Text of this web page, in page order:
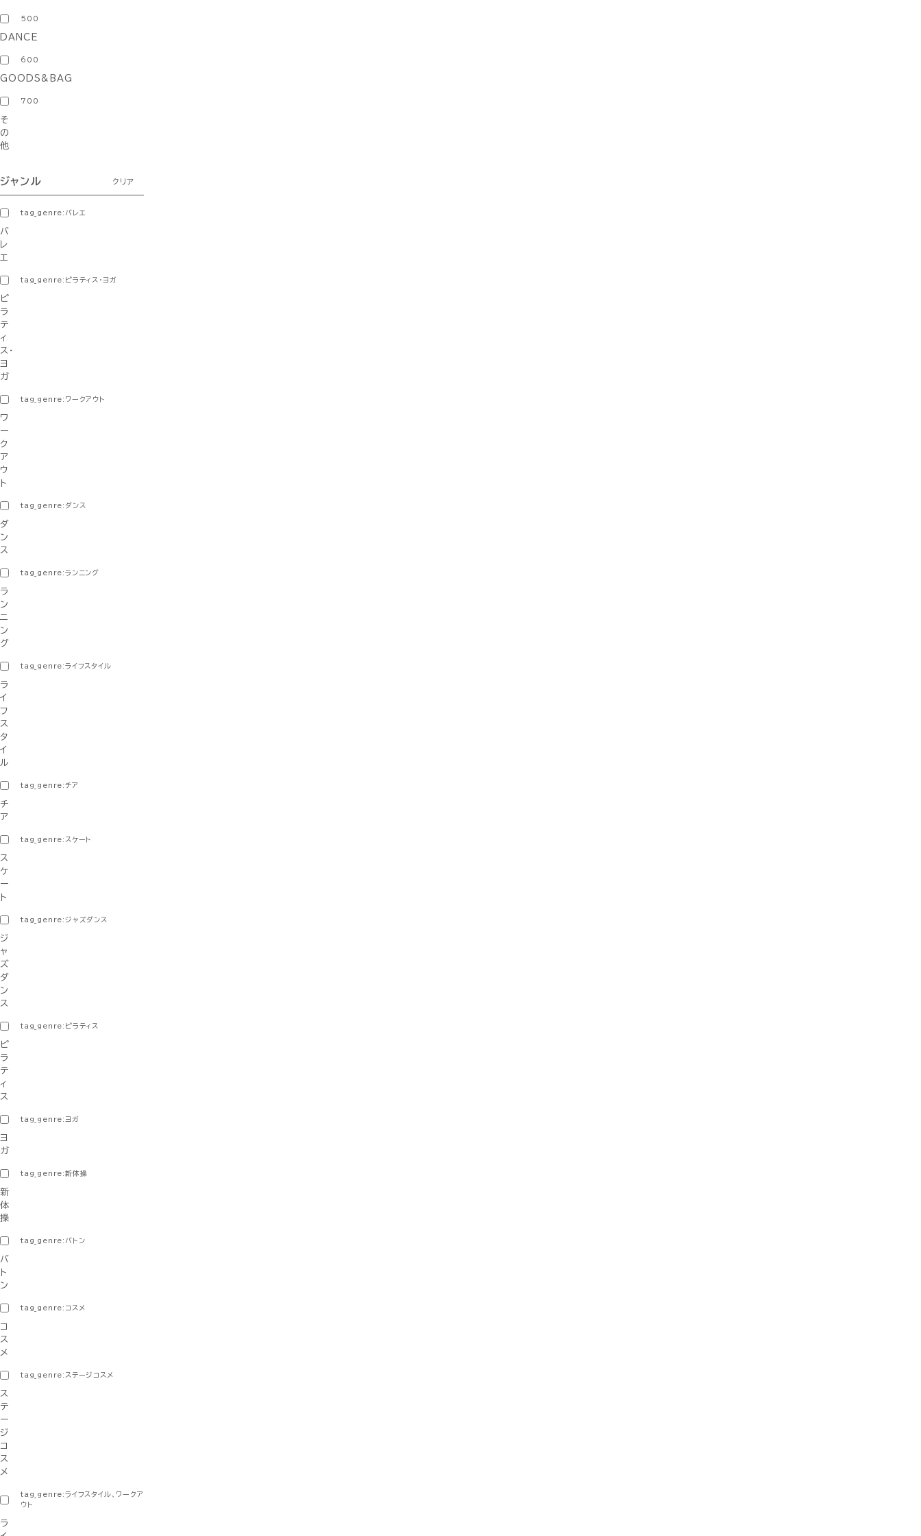
500
DANCE
600
GOODS&BAG
700
そ
の
他
ジャンル クリア
tag_genre:バレエ
バ
レ
エ
tag_genre:ピラティス・ヨガ
ピ
ラ
テ
ィ
ス・
ヨ
ガ
tag_genre:ワークアウト
ワ
ー
ク
ア
ウ
ト
tag_genre:ダンス
ダ
ン
ス
tag_genre:ランニング
ラ
ン
ニ
ン
グ
tag_genre:ライフスタイル
ラ
イ
フ
ス
タ
イ
ル
tag_genre:チア
チ
ア
tag_genre:スケート
ス
ケ
ー
ト
tag_genre:ジャズダンス
ジ
ャ
ズ
ダ
ン
ス
tag_genre:ピラティス
ピ
ラ
テ
ィ
ス
tag_genre:ヨガ
ヨ
ガ
tag_genre:新体操
新
体
操
tag_genre:バトン
バ
ト
ン
tag_genre:コスメ
コ
ス
メ
tag_genre:ステージコスメ
ス
テ
ー
ジ
コ
ス
メ
tag_genre:ライフスタイル、ワークア
ウト
ラ